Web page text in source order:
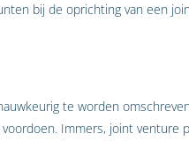
bij de oprichting van een
te worden
Immers, joint